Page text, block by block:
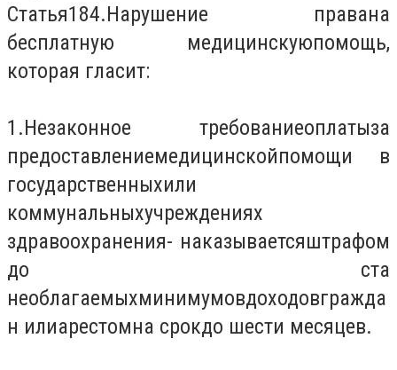
Статья184.Нарушение правана
бесплатную медицинскуюпомощь,
которая гласит:
1 .Незаконное требованиеоплатыза
предоставлениемедицинскойпомощи в
государственныхили
коммунальныхучреждениях
здравоохранения- наказываетсяштрафом
до ста
необлагаемыхминимумовдоходовгражда
н илиарестомна срокдо шести месяцев.